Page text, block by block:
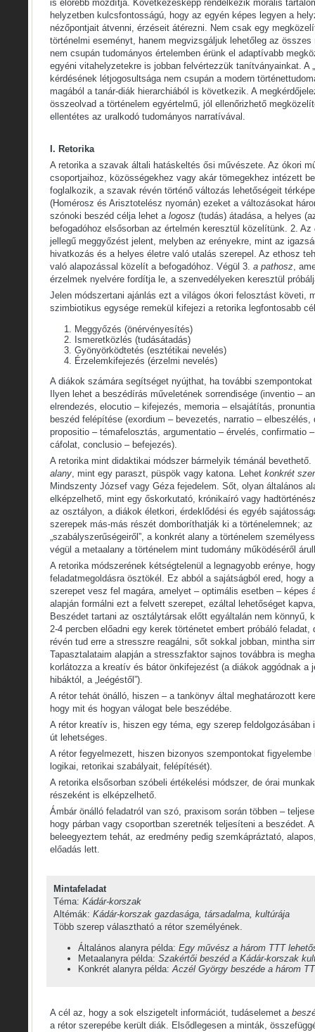
is előrébb mozdítja. Következésképp rendelkezik morális
helyzetben kulcsfontosságú, hogy az egyén képes legyen a
nézőpontjait átvenni, érzéseit átérezni. Nem csak egy
történelmi eseményt, hanem megvizsgáljuk lehetőleg az
nem csupán tudományos értelemben érünk el adaptívabb
egyéni vitahelyzetekre is jobban felvértezzük tanítványainkat. A
kérdésének létjogosultsága nem csupán a modern
magából a tanár-diák hierarchiából is következik. A
összeolvad a történelem egyértelmű, jól ellenőrizhető
ellentétes az uralkodó tudományos narratívával.
I. Retorika
A retorika a szavak általi hatáskeltés ősi művészete. Az ókori
csoportjaihoz, közösségekhez vagy akár tömegekhez intézett
foglalkozik, a szavak révén történő változás lehetőségeit
(Homérosz és Arisztotelész nyomán) ezeket a változásokat
szónoki beszéd célja lehet a logosz (tudás) átadása, a helyes
befogadóhoz elsősorban az értelmén keresztül közelítünk. 2. Az
jellegű meggyőzést jelent, melyben az erényekre, mint az
hivatkozás és a helyes életre való utalás szerepel. Az ethosz
való alapozással közelít a befogadóhoz. Végül 3. a pathosz,
érzelmek nyelvére fordítja le, a szenvedélyeken keresztül
Jelen módszertani ajánlás ezt a világos ókori felosztást követi,
szimbiotikus egysége remekül kifejezi a retorika legfontosabb
Meggyőzés (önérvényesítés)
Ismeretközlés (tudásátadás)
Gyönyörködtetés (esztétikai nevelés)
Érzelemkifejezés (érzelmi nevelés)
A diákok számára segítséget nyújthat, ha további
Ilyen lehet a beszédírás műveletének sorrendisége (inventio –
elrendezés, elocutio – kifejezés, memoria – elsajátítás,
beszéd felépítése (exordium – bevezetés, narratio – elbeszélés,
propositio – témafelosztás, argumentatio – érvelés, confirmatio
cáfolat, conclusio – befejezés).
A retorika mint didaktikai módszer bármelyik témánál
alany, mint egy paraszt, püspök vagy katona. Lehet konkrét
Mindszenty József vagy Géza fejedelem. Sőt, olyan általános
elképzelhető, mint egy őskorkutató, krónikaíró vagy
az osztályon, a diákok életkori, érdeklődési és egyéb
szerepek más-más részét domboríthatják ki a történelemnek;
„szabályszerűségeiről”, a konkrét alany a történelem
végül a metaalany a történelem mint tudomány működéséről
A retorika módszerének kétségtelenül a legnagyobb erénye,
feladatmegoldásra ösztökél. Ez abból a sajátságból ered, hogy
szerepet vesz fel magára, amelyet – optimális esetben – képes
alapján formálni ezt a felvett szerepet, ezáltal lehetőséget
Beszédet tartani az osztálytársak előtt egyáltalán nem könnyű,
2-4 percben előadni egy kerek történetet embert próbáló feladat,
révén tud erre a stresszre reagálni, sőt sokkal jobban, mintha
Tapasztalataim alapján a stresszfaktor sajnos továbbra is
korlátozza a kreatív és bátor önkifejezést (a diákok aggódnak a
hibáktól, a „leégéstől”).
A rétor tehát önálló, hiszen – a tankönyv által meghatározott
hogy mit és hogyan válogat bele beszédébe.
A rétor kreatív is, hiszen egy téma, egy szerep feldolgozásában
út lehetséges.
A rétor fegyelmezett, hiszen bizonyos szempontokat
logikai, retorikai szabályait, felépítését).
A retorika elsősorban szóbeli értékelési módszer, de órai
részeként is elképzelhető.
Ámbár önálló feladatról van szó, praxisom során többen –
hogy párban vagy csoportban szeretnék teljesíteni a beszédet.
beleegyeztem tehát, az eredmény pedig szemkápráztató,
előadás lett.
Mintafeladat
Téma: Kádár-korszak
Altémák: Kádár-korszak gazdasága, társadalma, kultúrája
Több szerep választható a rétor személyének.
Általános alanyra példa: Egy művész a három TTT
Metaalanyra példa: Szakértői beszéd a Kádár-korszak
Konkrét alanyra példa:Aczél György beszéde a három
A cél az, hogy a sok elszigetelt információt, tudáselemet a
a rétor szerepébe került diák. Elsődlegesen a minták,